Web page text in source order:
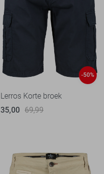
-50%
Lerros Korte broek
35,00 69,99